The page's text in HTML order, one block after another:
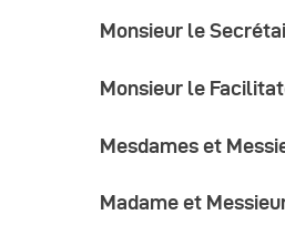
Monsieur le
Monsieur le
Mesdames et
Madame et